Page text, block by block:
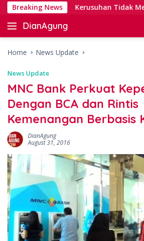
Skip
content
Breaking NewsKerusuhan Tidak
DianAgung
Blog
&
Insights
Home News Update
News Update
MNC Bank Perkuat
Dengan BCA dan Rintis
Kemenangan Berbasis
DianAgung
August 31, 2016